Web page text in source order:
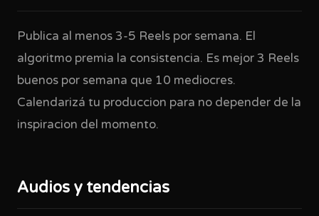
Publica al menos 3-5 Reels por semana. El
algoritmo premia la consistencia. Es mejor 3 Reels
buenos por semana que 10 mediocres.
Calendarizá tu produccion para no depender de la
inspiracion del momento.
Audios y tendencias